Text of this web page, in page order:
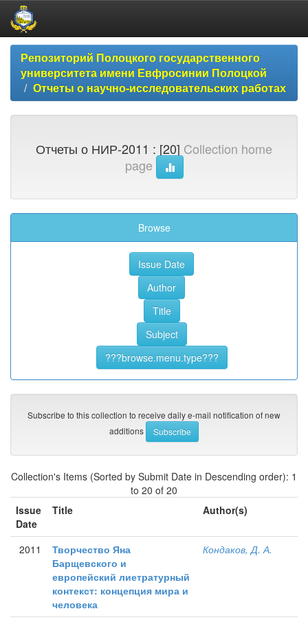
Skip
navigationРепозиторий Полоцкого государственного
университета имени Евфросинии Полоцкой
Отчеты о научно-исследовательских работах
Отчеты о НИР-2011 : [20] Collection home
page
Browse
Subscribe to this collection to receive daily e-mail notification of new
additions
Collection's Items (Sorted by Submit Date in Descending order): 1
to 20 of 20
Issue
Date
Title Author(s)
2011
Творчество Яна
Барщевского и
европейский лиетратурный
контекст: концепция мира и
человека
Кондаков, Д. А.